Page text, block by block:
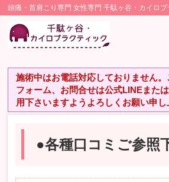
頭痛・首肩こり専門 女性専門 千駄ヶ谷・カイロプ
施術中はお電話対応しておりません
フォーム、お問合せは公式LINEまた
用下さいますようよろしくお願い申し
●各種口コミご参照